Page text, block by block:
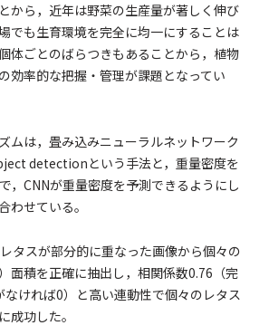
から，近年は野菜の生産量が著しく伸び
でも生育環境を完全に均一にすることは
体ごとのばらつきもあることから，植物
効率的な把握・管理が課題となってい
ムは，畳み込みニューラルネットワーク
detectionという手法と，重量密度を
，CNNが重量密度を予測できるようにし
わせている。
タスが部分的に重なった画像から個々の
面積を正確に抽出し，相関係数0.76（完
ければ0）と高い連動性で個々のレタス
成功した。